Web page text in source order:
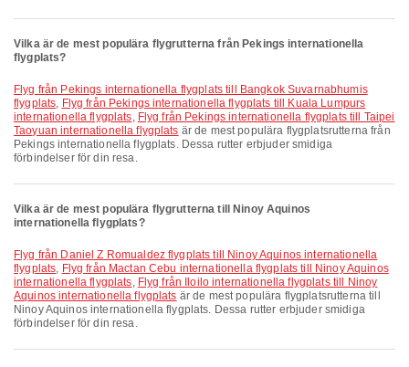
Vilka är de mest populära flygrutterna från Pekings internationella
flygplats?
Flyg från Pekings internationella flygplats till Bangkok Suvarnabhumis
flygplats, Flyg från Pekings internationella flygplats till Kuala Lumpurs
internationella flygplats, Flyg från Pekings internationella flygplats till Taipei
Taoyuan internationella flygplats är de mest populära flygplatsrutterna från
Pekings internationella flygplats. Dessa rutter erbjuder smidiga
förbindelser för din resa.
Vilka är de mest populära flygrutterna till Ninoy Aquinos
internationella flygplats?
Flyg från Daniel Z Romualdez flygplats till Ninoy Aquinos internationella
flygplats, Flyg från Mactan Cebu internationella flygplats till Ninoy Aquinos
internationella flygplats, Flyg från Iloilo internationella flygplats till Ninoy
Aquinos internationella flygplats är de mest populära flygplatsrutterna till
Ninoy Aquinos internationella flygplats. Dessa rutter erbjuder smidiga
förbindelser för din resa.